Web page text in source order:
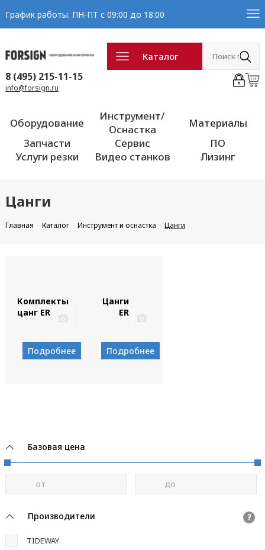
График работы: ПН-ПТ с 09:00 до 18:00
Каталог
8 (495) 215-11-15
info@forsign.ru
Оборудование
Инструмент/
Оснастка
Материалы
Запчасти
Сервис
ПО
Услуги резки
Видео станков Лизинг
Цанги
Главная Каталог Инструмент и оснастка Цанги
Комплекты
цанг ER
Подробнее
Цанги
ER
Подробнее
Базовая цена
от до
Производители ?
TIDEWAY